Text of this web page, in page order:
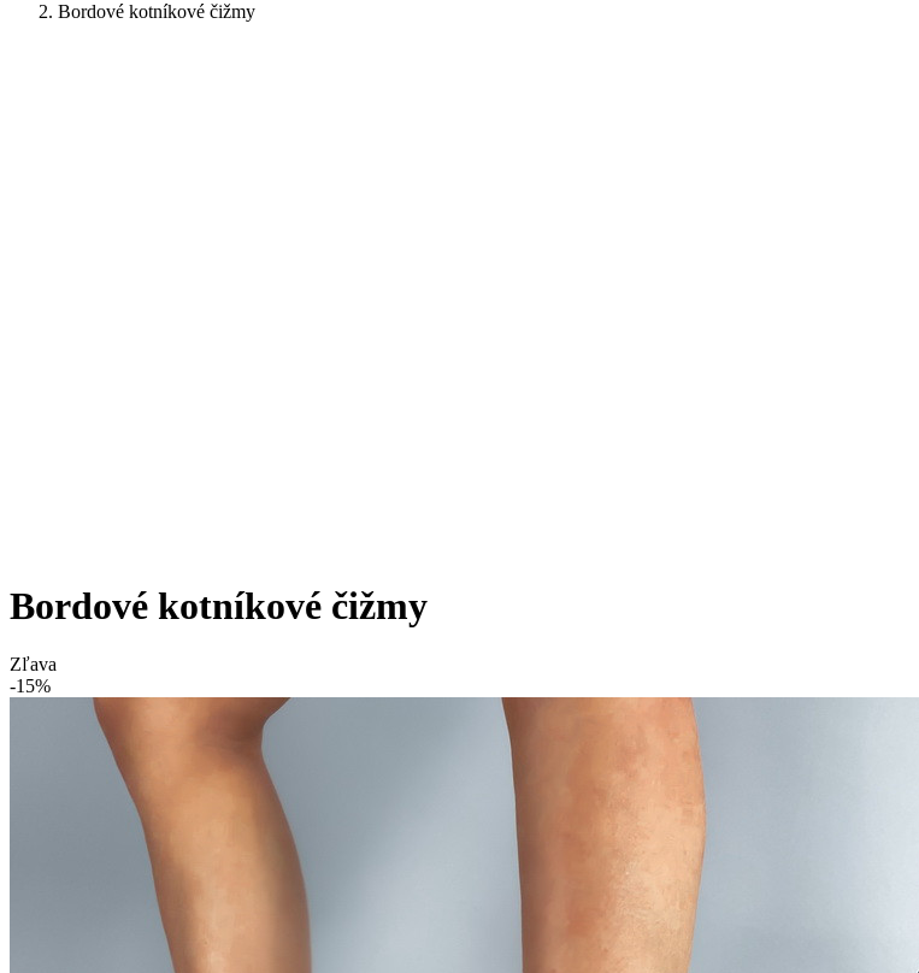
Bordové kotníkové čižmy
Bordové kotníkové čižmy
Zľava
-15%